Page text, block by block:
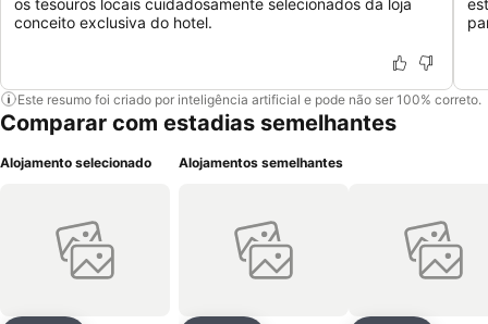
os tesouros locais cuidadosamente selecionados da loja
conceito exclusiva do hotel.
Este resumo foi criado por inteligência artificial e pode não ser 100% correto.
Comparar com estadias semelhantes
Alojamento selecionado Alojamentos semelhantes